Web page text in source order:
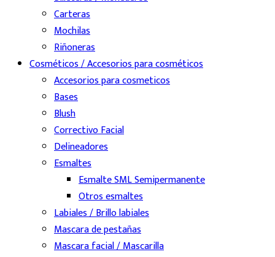
Carteras
Mochilas
Riñoneras
Cosméticos / Accesorios para cosméticos
Accesorios para cosmeticos
Bases
Blush
Correctivo Facial
Delineadores
Esmaltes
Esmalte SML Semipermanente
Otros esmaltes
Labiales / Brillo labiales
Mascara de pestañas
Mascara facial / Mascarilla